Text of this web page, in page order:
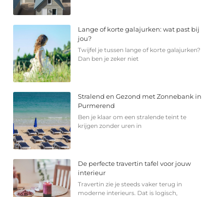
Lange of korte galajurken: wat past bij
jou?
Twijfel je tussen lange of korte galajurken?
Dan ben je zeker niet
Stralend en Gezond met Zonnebank in
Purmerend
Ben je klaar om een stralende teint te
krijgen zonder uren in
De perfecte travertin tafel voor jouw
interieur
Travertin zie je steeds vaker terug in
moderne interieurs. Dat is logisch,